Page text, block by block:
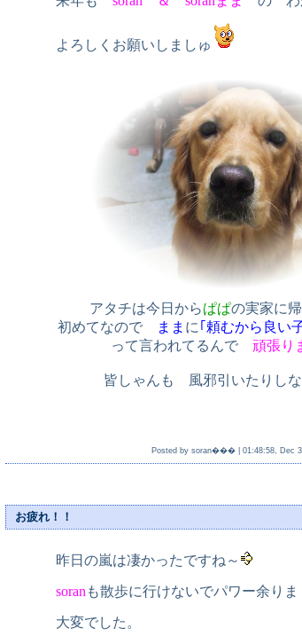
よろしくお願いしましゅ
アタチは今日からぱぱの実家に
初めてなので
まま に ｢頼むから良い
って言われてるんで 頑張り
皆しゃんも 風邪引いたりしな
Posted by soran��� | 01:48:58, Dec
お疲れ！！
昨日の嵐は凄かったですね～
soran も散歩に行けないでパワー余り
大変でした。